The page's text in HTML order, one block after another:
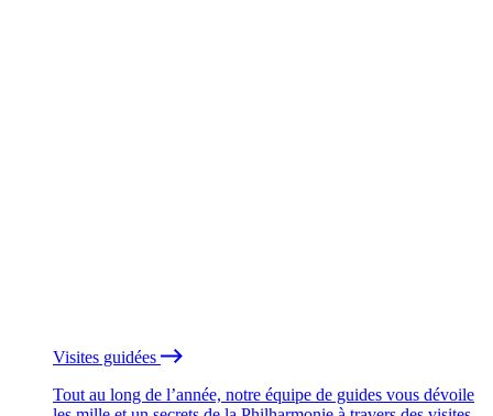
Visites guidées
Tout au long de l’année, notre équipe de guides vous dévoile